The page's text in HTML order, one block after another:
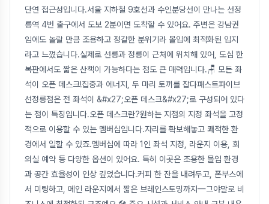
단연 접근성입니다.서울 지하철 9호선과 수인분당선이 만나는 선정
릉역 4번 출구에서 도보 2분이면 도착할 수 있어요. 주변은 강남권
임에도 놀랄 만큼 조용하고 정갈한 분위기라 몰입에 최적화된 입지
라고 느꼈습니다.실제로 선릉과 정릉이 근처에 위치해 있어, 도심 한
복판에서도 짧은 산책이 가능하다는 점도 큰 매력입니다.🪑 모든 좌
석이 오픈 데스크!집중과 에너지, 두 마리 토끼를 잡다패스트파이브
선정릉점은 전 좌석이 &#x27;오픈 데스크&#x27;로 구성되어 있다
는 점이 특징입니다.오픈 데스크란?원하는 지점의 지정 좌석을 고정
적으로 이용할 수 있는 멤버십입니다.자리를 확보해놓고 쾌적한 환
경에서 일할 수 있죠.멤버십에 따라 1인 좌석 지정, 라운지 이용, 회
의실 예약 등 다양한 옵션이 있어요. 특히 이곳은 조용한 몰입 환경
과 공간 효율성이 인상 깊었습니다.커피 한 잔을 내려두고, 폰부스에
서 미팅하고, 메인 라운지에서 짧은 브레인스토밍까지—그야말로 비